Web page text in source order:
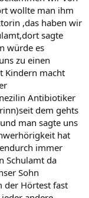
wollte man ihm
,das haben wir
sagte
würde es
zu einen
Kindern macht
Antibiotiker
dem gehts
man sagte uns
hat
immer
Schulamt da
Sohn
der Hörtest fast